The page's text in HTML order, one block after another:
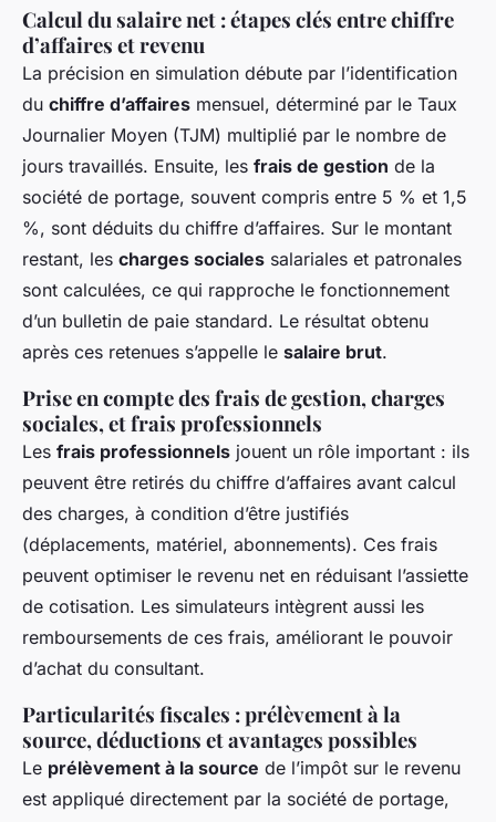
Calcul du salaire net : étapes clés entre chiffre
d’affaires et revenu
La précision en simulation débute par l’identification
du chiffre d’affaires mensuel, déterminé par le Taux
Journalier Moyen (TJM) multiplié par le nombre de
jours travaillés. Ensuite, les frais de gestion de la
société de portage, souvent compris entre 5 % et 1,5
%, sont déduits du chiffre d’affaires. Sur le montant
restant, les charges sociales salariales et patronales
sont calculées, ce qui rapproche le fonctionnement
d’un bulletin de paie standard. Le résultat obtenu
après ces retenues s’appelle le salaire brut.
Prise en compte des frais de gestion, charges
sociales, et frais professionnels
Les frais professionnels jouent un rôle important : ils
peuvent être retirés du chiffre d’affaires avant calcul
des charges, à condition d’être justifiés
(déplacements, matériel, abonnements). Ces frais
peuvent optimiser le revenu net en réduisant l’assiette
de cotisation. Les simulateurs intègrent aussi les
remboursements de ces frais, améliorant le pouvoir
d’achat du consultant.
Particularités fiscales : prélèvement à la
source, déductions et avantages possibles
Le prélèvement à la source de l’impôt sur le revenu
est appliqué directement par la société de portage,